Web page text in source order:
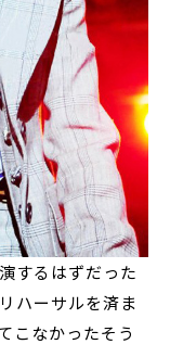
するはずだった
ハーサルを済ま
こなかったそう